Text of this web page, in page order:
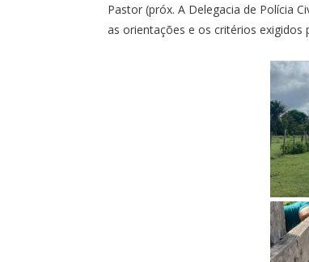
Pastor (próx. A Delegacia de Polícia
as orientações e os critérios exigidos